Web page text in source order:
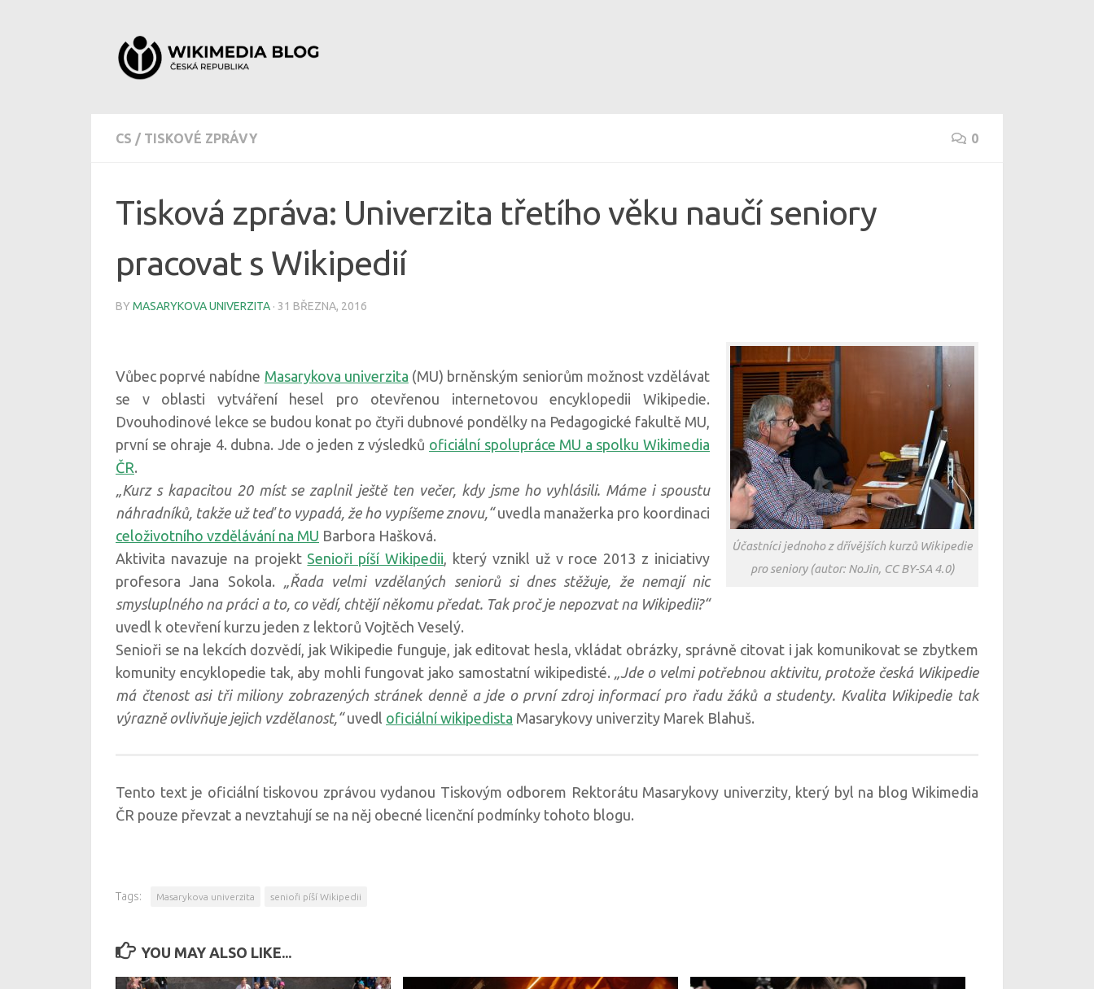
CS / TISKOVÉ ZPRÁVY 0
Tisková zpráva: Univerzita třetího věku naučí seniory
pracovat s Wikipedií
BY MASARYKOVA UNIVERZITA · 31 BŘEZNA, 2016
Účastníci jednoho z dřívějších kurzů Wikipedie
pro seniory (autor: NoJin, CC BY-SA 4.0)
Vůbec poprvé nabídne Masarykova univerzita (MU) brněnským seniorům možnost vzdělávat
se v oblasti vytváření hesel pro otevřenou internetovou encyklopedii Wikipedie.
Dvouhodinové lekce se budou konat po čtyři dubnové pondělky na Pedagogické fakultě MU,
první se ohraje 4. dubna. Jde o jeden z výsledků oficiální spolupráce MU a spolku Wikimedia
ČR.
„Kurz s kapacitou 20 míst se zaplnil ještě ten večer, kdy jsme ho vyhlásili. Máme i spoustu
náhradníků, takže už teď to vypadá, že ho vypíšeme znovu,“uvedla manažerka pro koordinaci
celoživotního vzdělávání na MU Barbora Hašková.
Aktivita navazuje na projekt Senioři píší Wikipedii , který vznikl už v roce 2013 z iniciativy
profesora Jana Sokola.
„Řada velmi vzdělaných seniorů si dnes stěžuje, že nemají nic
smysluplného na práci a to, co vědí, chtějí někomu předat. Tak proč je nepozvat na Wikipedii?“
uvedl k otevření kurzu jeden z lektorů Vojtěch Veselý.
Senioři se na lekcích dozvědí, jak Wikipedie funguje, jak editovat hesla, vkládat obrázky, správně citovat i jak komunikovat se zbytkem
komunity encyklopedie tak, aby mohli fungovat jako samostatní wikipedisté.
„Jde o velmi potřebnou aktivitu, protože česká Wikipedie
má čtenost asi tři miliony zobrazených stránek denně a jde o první zdroj informací pro řadu žáků a studenty. Kvalita Wikipedie tak
výrazně ovlivňuje jejich vzdělanost,“uvedl oficiální wikipedista Masarykovy univerzity Marek Blahuš.
Tento text je oficiální tiskovou zprávou vydanou Tiskovým odborem Rektorátu Masarykovy univerzity, který byl na blog Wikimedia
ČR pouze převzat a nevztahují se na něj obecné licenční podmínky tohoto blogu.
Tags: Masarykova univerzita senioři píší Wikipedii
YOU MAY ALSO LIKE...